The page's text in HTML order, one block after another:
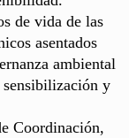
de vida de las
asentados
ambiental
sensibilización y
Coordinación,